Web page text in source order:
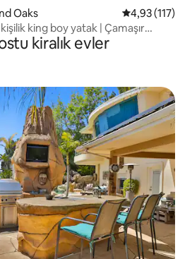
Oaks 5 üzerinden
4,93 (117)
king boy yatak | Çamaşır
kiralık evler